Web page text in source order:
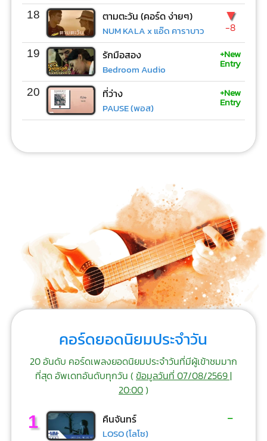
18 ตามตะวัน (คอร์ด ง่ายๆ)
NUM KALA x แอ๊ด คาราบาว
▼
-8
19 รักมือสอง
Bedroom Audio
+New
Entry
20 ที่ว่าง
PAUSE (พอส)
+New
Entry
คอร์ดยอดนิยมประจำวัน
20 อันดับ คอร์ดเพลงยอดนิยมประจำวันที่มีผู้เข้าชมมาก
ที่สุด อัพเดทอันดับทุกวัน (ข้อมูลวันที่ 07/08/2569 |
20:00)
1 คืนจันทร์
LOSO (โลโซ)
-